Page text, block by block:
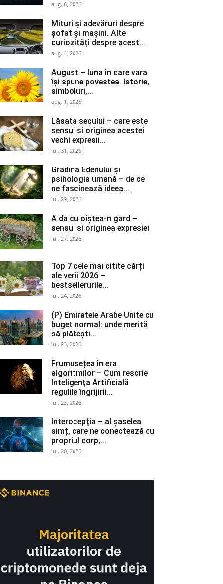
aug. 6, 2026
Mituri și adevăruri despre
șofat și mașini. Alte
curiozități despre acest...
aug. 4, 2026
August – luna în care vara
își spune povestea. Istorie,
simboluri,...
aug. 1, 2026
Lăsata secului – care este
sensul si originea acestei
vechi expresii...
iul. 31, 2026
Grădina Edenului și
psihologia umană – de ce
ne fascinează ideea...
iul. 29, 2026
A da cu oiștea-n gard –
sensul si originea expresiei
iul. 27, 2026
Top 7 cele mai citite cărți
ale verii 2026 –
bestsellerurile...
iul. 24, 2026
(P) Emiratele Arabe Unite cu
buget normal: unde merită
să plătești...
iul. 23, 2026
Frumusețea în era
algoritmilor – Cum rescrie
Inteligența Artificială
regulile îngrijirii...
iul. 23, 2026
Interocepţia – al șaselea
simț, care ne conectează cu
propriul corp,...
iul. 20, 2026